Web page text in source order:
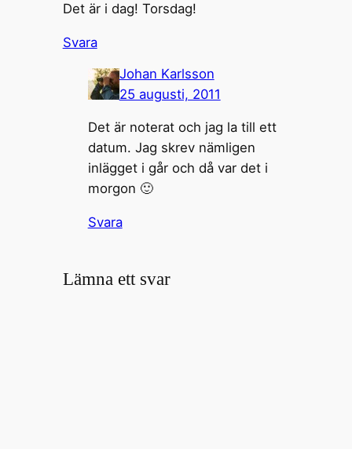
Det är i dag! Torsdag!
Svara
Johan Karlsson
25 augusti, 2011
Det är noterat och jag la till ett
datum. Jag skrev nämligen
inlägget i går och då var det i
morgon 🙂
Svara
Lämna ett svar